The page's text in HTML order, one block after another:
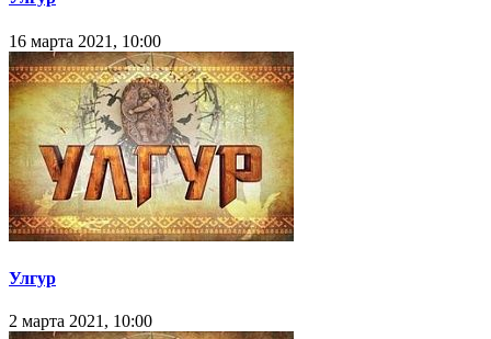
16 марта 2021, 10:00
Улгур
2 марта 2021, 10:00